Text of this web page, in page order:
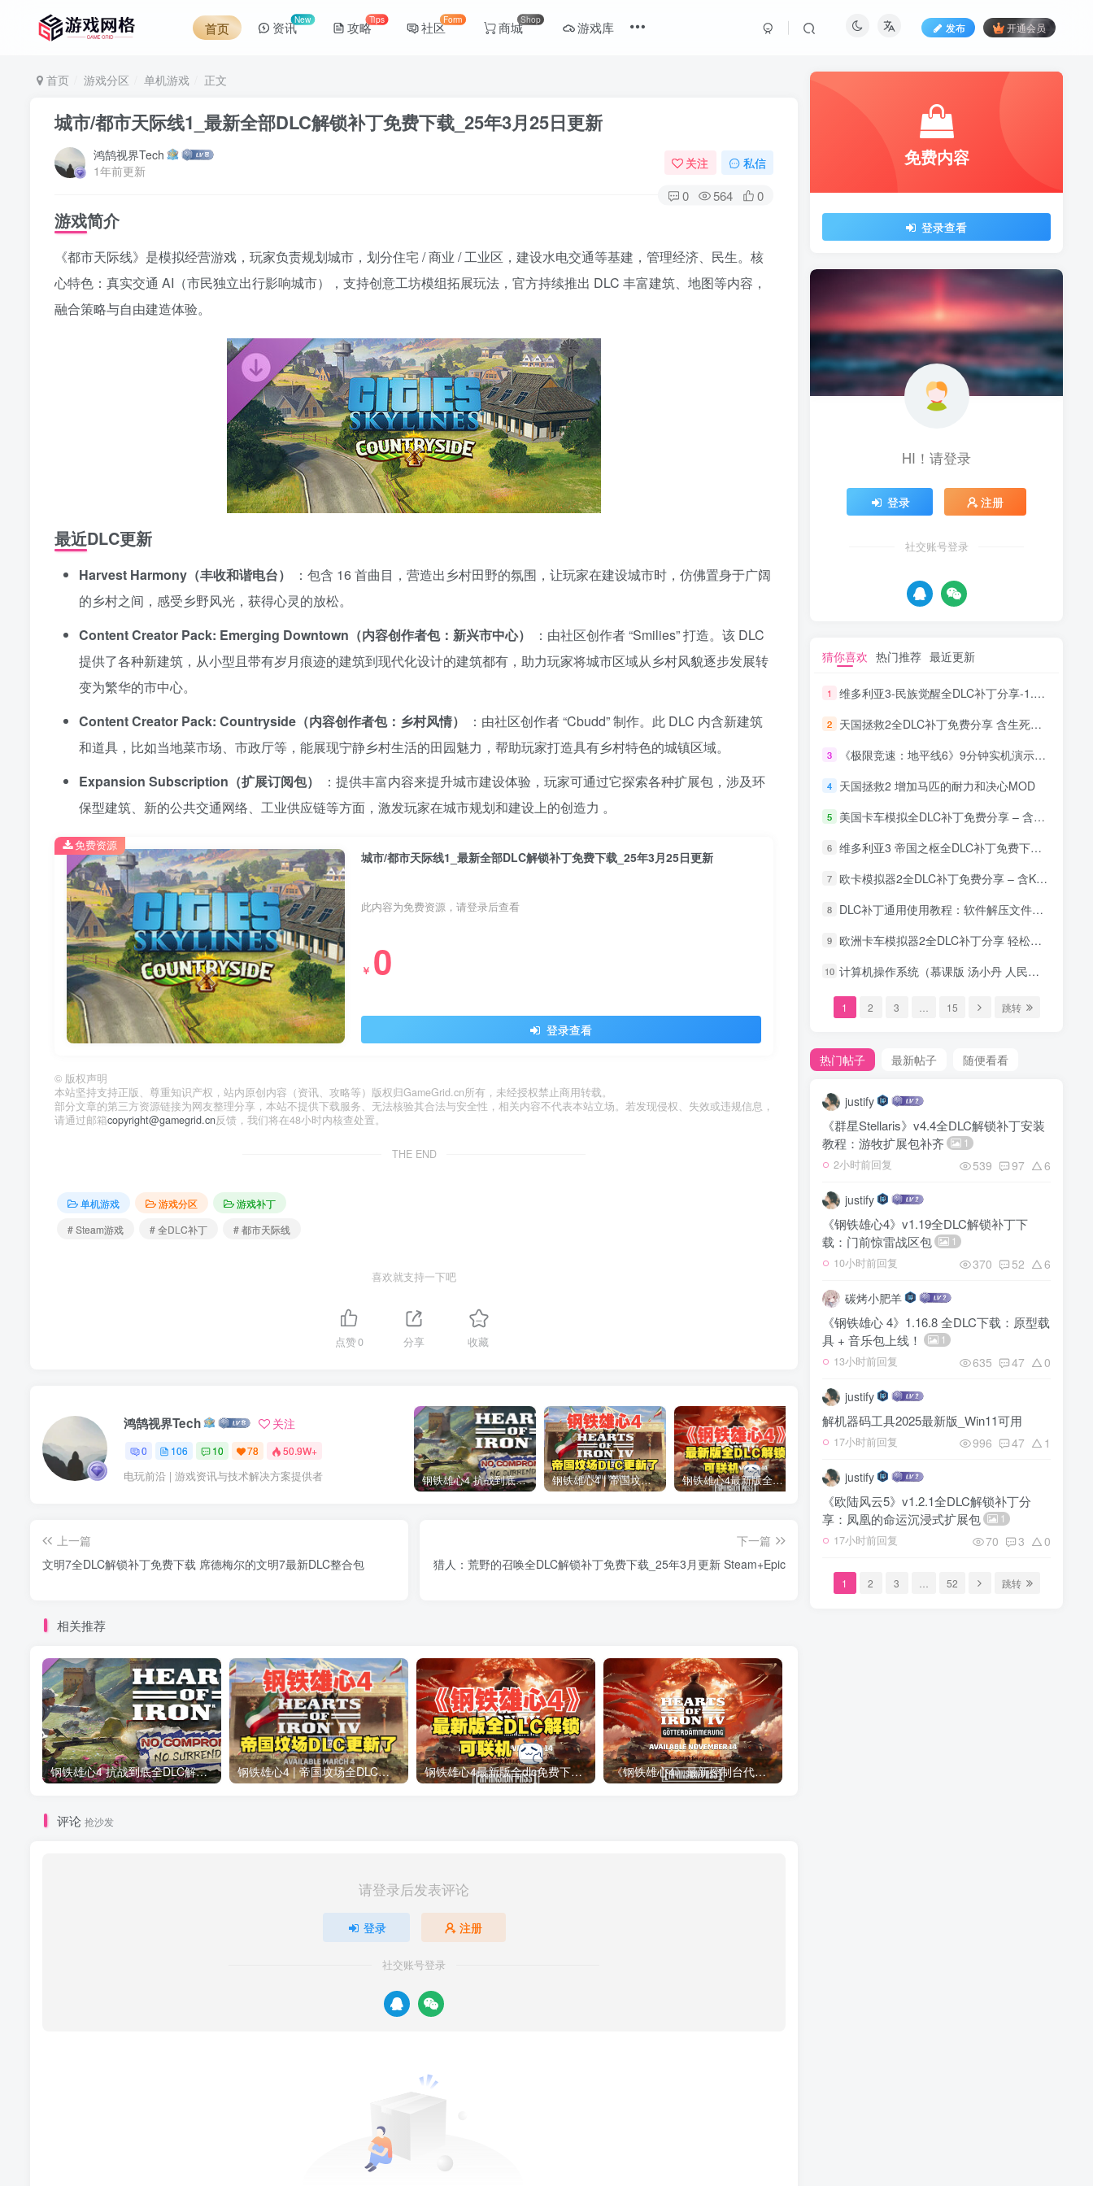
首页 资讯New 攻略Tips 社区Form 商城Shop 游戏库 发布 开通会员
首页 游戏分区 单机游戏 正文
城市/都市天际线1_最新全部DLC解锁补丁免费下载_25年3月25日更新
鸿鹄视界Tech
1年前更新
关注 私信
0 564 0
游戏简介
《都市天际线》是模拟经营游戏，玩家负责规划城市，划分住宅 / 商业 / 工业区，建设水电交通等基建，管理经济、民生。核
心特色：真实交通 AI（市民独立出行影响城市），支持创意工坊模组拓展玩法，官方持续推出 DLC 丰富建筑、地图等内容，
融合策略与自由建造体验。
最近DLC更新
Harvest Harmony（丰收和谐电台）
：包含 16 首曲目，营造出乡村田野的氛围，让玩家在建设城市时，仿佛置身于广阔
的乡村之间，感受乡野风光，获得心灵的放松。
Content Creator Pack: Emerging Downtown（内容创作者包：新兴市中心）
：由社区创作者 “Smilies” 打造。该 DLC
提供了各种新建筑，从小型且带有岁月痕迹的建筑到现代化设计的建筑都有，助力玩家将城市区域从乡村风貌逐步发展转
变为繁华的市中心。
Content Creator Pack: Countryside（内容创作者包：乡村风情）
：由社区创作者 “Cbudd” 制作。此 DLC 内含新建筑
和道具，比如当地菜市场、市政厅等，能展现宁静乡村生活的田园魅力，帮助玩家打造具有乡村特色的城镇区域。
Expansion Subscription（扩展订阅包）
：提供丰富内容来提升城市建设体验，玩家可通过它探索各种扩展包，涉及环
保型建筑、新的公共交通网络、工业供应链等方面，激发玩家在城市规划和建设上的创造力 。
城市/都市天际线1_最新全部DLC解锁补丁免费下载_25年3月25日更新
此内容为免费资源，请登录后查看
￥ 0
登录查看
免费资源
© 版权声明
本站坚持支持正版、尊重知识产权，站内原创内容（资讯、攻略等）版权归GameGrid.cn所有，未经授权禁止商用转载。
部分文章的第三方资源链接为网友整理分享，本站不提供下载服务、无法核验其合法与安全性，相关内容不代表本站立场。若发现侵权、失效或违规信息，
请通过邮箱copyright@gamegrid.cn反馈，我们将在48小时内核查处置。
THE END
单机游戏 游戏分区
游戏补丁
# Steam游戏
# 全DLC补丁 # 都市天际线
喜欢就支持一下吧
点赞0 分享 收藏
鸿鹄视界Tech 关注
0 106 10 78 50.9W+
电玩前沿 | 游戏资讯与技术解决方案提供者 钢铁雄心4 抗战到底全DLC解锁补丁免费分享 1.17最新版2025 钢铁雄心4 | 帝国坟场全DLC解锁补丁免费下载_1.16最新版2025 钢铁雄心4最新版全dlc免费下载1.15.4_以及详细安装教程 《钢铁雄心4》最新控制台代码/作弊码大全汇总 2026最新版
上一篇
文明7全DLC解锁补丁免费下载 席德梅尔的文明7最新DLC整合包
下一篇
猎人：荒野的召唤全DLC解锁补丁免费下载_25年3月更新 Steam+Epic
相关推荐
钢铁雄心4 抗战到底全DLC解锁补丁免费分享 1.17最新版2025 钢铁雄心4 | 帝国坟场全DLC解锁补丁免费下载_1.16最新版2025 钢铁雄心4最新版全dlc免费下载1.15.4_以及详细安装教程 《钢铁雄心4》最新控制台代码/作弊码大全汇总 2026最新版
评论 抢沙发
请登录后发表评论
登录 注册
社交账号登录
免费内容
登录查看
HI！请登录
登录 注册
社交账号登录
猜你喜欢 热门推荐 最近更新
1 维多利亚3-民族觉醒全DLC补丁分享-1.1.0版本
2 天国拯救2全DLC补丁免费分享 含生死绘梦 25年7月更新
3 《极限竞速：地平线6》9分钟实机演示公开 5月19日发售 预购赠法拉利J50
4 天国拯救2 增加马匹的耐力和决心MOD
5 美国卡车模拟全DLC补丁免费分享 – 含Krone农业设备最新DLC
6 维多利亚3 帝国之枢全DLC补丁免费下载 – 帝国的支点最新版
7 欧卡模拟器2全DLC补丁免费分享 – 含Krone农业设备最新DLC
8 DLC补丁通用使用教程：软件解压文件安装指南 – 必看！
9 欧洲卡车模拟器2全DLC补丁分享 轻松解锁欧卡2全部内容 2025最新
10 计算机操作系统（慕课版 汤小丹 人民邮电出版社）习题答案及解析
1 2 3 15 跳转
热门帖子 最新帖子 随便看看
justify
《群星Stellaris》v4.4全DLC解锁补丁安装
教程：游牧扩展包补齐
1
2小时前回复 539 97 6
justify
《钢铁雄心4》v1.19全DLC解锁补丁下
载：门前惊雷战区包
1
10小时前回复 370 52 6
碳烤小肥羊
《钢铁雄心 4》1.16.8 全DLC下载：原型载
具 + 音乐包上线！
1
13小时前回复 635 47 0
justify
解机器码工具2025最新版_Win11可用
17小时前回复 996 47 1
justify
《欧陆风云5》v1.2.1全DLC解锁补丁分
享：凤凰的命运沉浸式扩展包
1
17小时前回复 70 3 0
1 2 3 52 跳转